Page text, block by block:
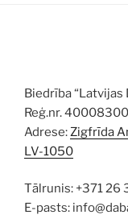
Biedrība “Latvijas
Reģ.nr.
Adrese:Zigfrīda
LV-1050
Tālrunis: +371 26
E-pasts: